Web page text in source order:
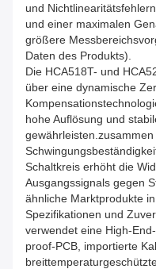
und
und einer maximalen
größere
Daten des Produkts).
Die HCA518T- und
über eine dynamische
hohe Auflösung und
Schaltkreis erhöht die
Ausgangssignals gegen
ähnliche Marktprodukte
Spezifikationen und
verwendet eine High-
proof-PCB, importierte